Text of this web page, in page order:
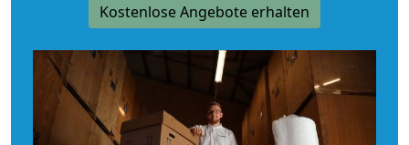
Kostenlose Angebote erhalten